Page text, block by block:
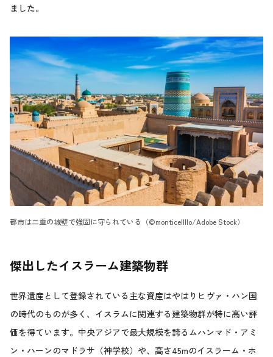
ました。
都市は二重の城壁で強固に守られている（©monticellllo/Adobe Stock）
傑出したイスラーム建築物群
世界遺産として登録されている主な資産はやはりヒヴァ・ハン国
の時代のものが多く、イスラムに関連する建築物群が特に高い評
価を得ています。中央アジアで最大規模を誇るムハンマド・アミ
ン・ハーンのマドラサ（神学校）や、高さ45mのイスラーム・ホ